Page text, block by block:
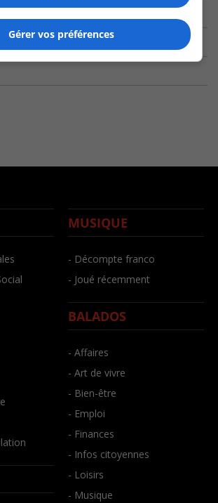
MUSIQUE
- Décompte franco
- Joué récemment
BALADOS
- Affaires
- Art de vivre
- Bien-être
- Emploi
- Finances
- Infos citoyennes
- Loisirs
- Musique
Gérer vos préférences